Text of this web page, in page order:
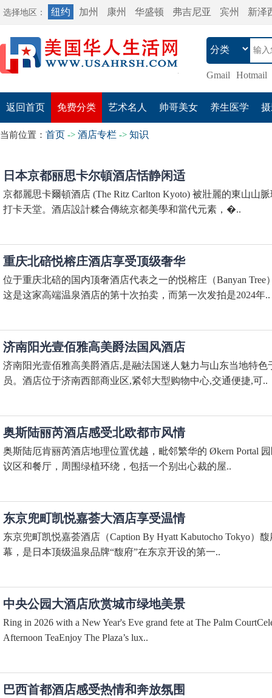
选择地区： 纽约 加州 康州 华盛顿 弗吉尼亚 宾州 新泽
Gmail Hotmail
返回首页 免费分类 艺术名人 帅哥美女 养生医学
当前位置： 首页 -> 酒店专栏 -> 知识
日本京都丽思卡尔頓酒店恬静闲适
京都麗思卡爾頓酒店 (The Ritz Carlton Kyoto) 被壯麗的東山山
打卡天堂。酒店設計糅合傳統京都美學和當代元素，�..
重庆北碚悦榕庄酒店享受顶级奢华
位于重庆北碚的国内顶奢酒店代表之一的悦榕庄（Banyan
这是这家高端温泉酒店的第十次拍卖，而第一次发拍是2024年..
济南阳光壹佰雅高美爵法国风酒店
济南阳光壹佰雅高美爵酒店,是融法国迷人魅力与山东当地特
员。酒店位于济南西部商业区,紧邻大型购物中心,交通便捷,可..
奥斯陆丽芮酒店感受北欧都市风情
奥斯陆厄肯丽芮酒店地理位置优越，毗邻繁华的 Økern Portal
议区和餐厅，周围绿植环绕，包括一个别出心裁的屋..
东京兜町凯悦嘉荟大酒店享受温情
东京兜町凯悦嘉荟酒店（Caption By Hyatt Kabutocho Tokyo）
幕，是日本顶级温泉品牌“馥府”在东京开设的第一..
中央公园大酒店欣赏城市绿地美景
Ring in 2026 with a New Year's Eve grand fete at The Palm
Afternoon TeaEnjoy The Plaza’s lux..
巴西首都酒店感受热情和奔放氛围